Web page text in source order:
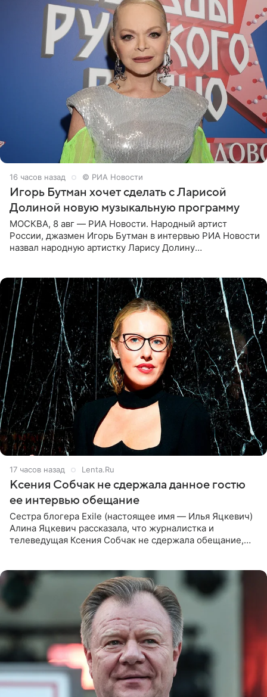
16 часов назад © РИА Новости
Игорь Бутман хочет сделать с Ларисой
Долиной новую музыкальную программу
МОСКВА, 8 авг — РИА Новости. Народный артист
России, джазмен Игорь Бутман в интервью РИА Новости
назвал народную артистку Ларису Долину
17 часов назад Lenta.Ru
Ксения Собчак не сдержала данное гостю
ее интервью обещание
Сестра блогера Exile (настоящее имя — Илья Яцкевич)
Алина Яцкевич рассказала, что журналистка и
телеведущая Ксения Собчак не сдержала обещание,